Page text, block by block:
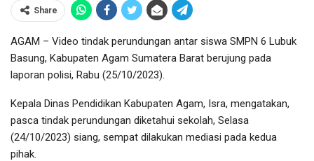
Share
AGAM – Video tindak perundungan antar siswa SMPN 6 Lubuk
Basung, Kabupaten Agam Sumatera Barat berujung pada
laporan polisi, Rabu (25/10/2023).
Kepala Dinas Pendidikan Kabupaten Agam, Isra, mengatakan,
pasca tindak perundungan diketahui sekolah, Selasa
(24/10/2023) siang, sempat dilakukan mediasi pada kedua
pihak.